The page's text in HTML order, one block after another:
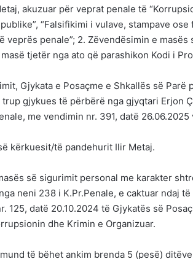
akuzuar për veprat penale të
“Falsifikimi i vulave, stampave ose
veprës penale”; 2. Zëvendësimin e
tjetër nga ato që parashikon Kodi i
Gjykata e Posaçme e Shkallës së Parë
gjykues të përbërë nga gjyqtari Erjon
me vendimin nr. 391, datë 26.06.2025
kërkuesit/të pandehurit Ilir Metaj.
së sigurimit personal me karakter
neni 238 i K.Pr.Penale, e caktuar ndaj
125, datë 20.10.2024 të Gjykatës së
dhe Krimin e Organizuar.
të bëhet ankim brenda 5 (pesë)